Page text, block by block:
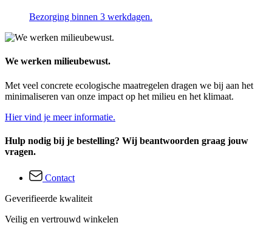
Bezorging binnen 3 werkdagen.
We werken milieubewust.
Met veel concrete ecologische maatregelen dragen we bij aan het
minimaliseren van onze impact op het milieu en het klimaat.
Hier vind je meer informatie.
Hulp nodig bij je bestelling? Wij beantwoorden graag jouw
vragen.
Contact
Geverifieerde kwaliteit
Veilig en vertrouwd winkelen